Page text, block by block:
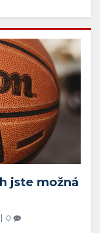
jste možná
0